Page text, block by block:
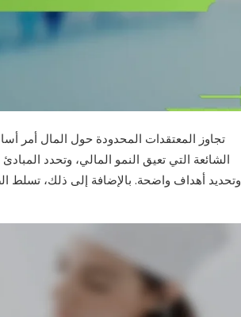
تجاوز المعتقدات المحدودة حول المال أمر
الشائعة التي تعيق النمو المالي، وتحدد
وتحديد أهداف واضحة. بالإضافة إلى ذلك، تسلط